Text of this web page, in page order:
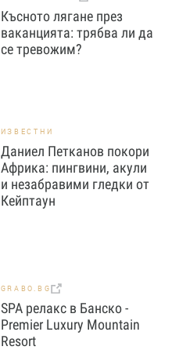
Късното лягане през
ваканцията: трябва ли да
се тревожим?
ИЗВЕСТНИ
Даниел Петканов покори
Африка: пингвини, акули
и незабравими гледки от
Кейптаун
GRABO.BG
SPA релакс в Банско -
Premier Luxury Mountain
Resort